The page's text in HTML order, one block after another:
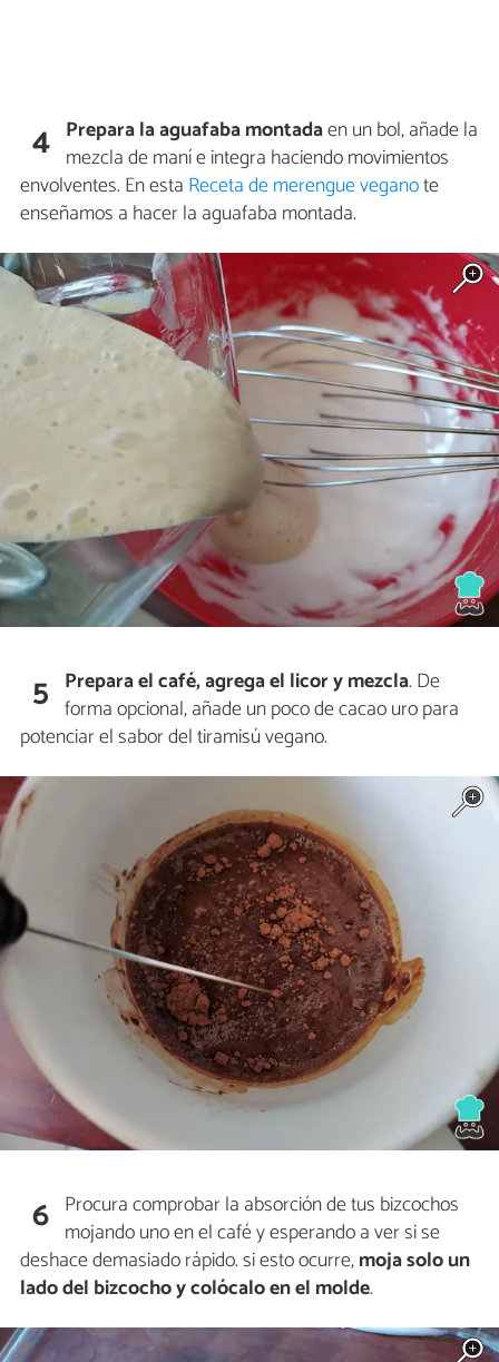
4 Prepara la aguafaba montadaen un bol, añade la
mezcla de maní e integra haciendo movimientos
envolventes. En esta Receta de merengue veganote
enseñamos a hacer la aguafaba montada.
5 Prepara el café, agrega el licor y mezcla. De
forma opcional, añade un poco de cacao uro para
potenciar el sabor del tiramisú vegano.
6 Procura comprobar la absorción de tus bizcochos
mojando uno en el café y esperando a ver si se
deshace demasiado rápido. si esto ocurre,moja solo un
lado del bizcocho y colócalo en el molde.